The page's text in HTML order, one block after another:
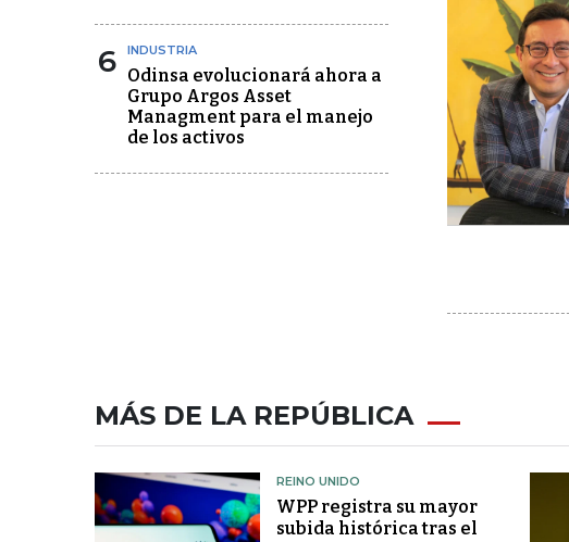
6 INDUSTRIA
Odinsa evolucionará ahora a
Grupo Argos Asset
Managment para el manejo
de los activos
MÁS DE LA REPÚBLICA
REINO UNIDO
WPP registra su mayor
subida histórica tras el